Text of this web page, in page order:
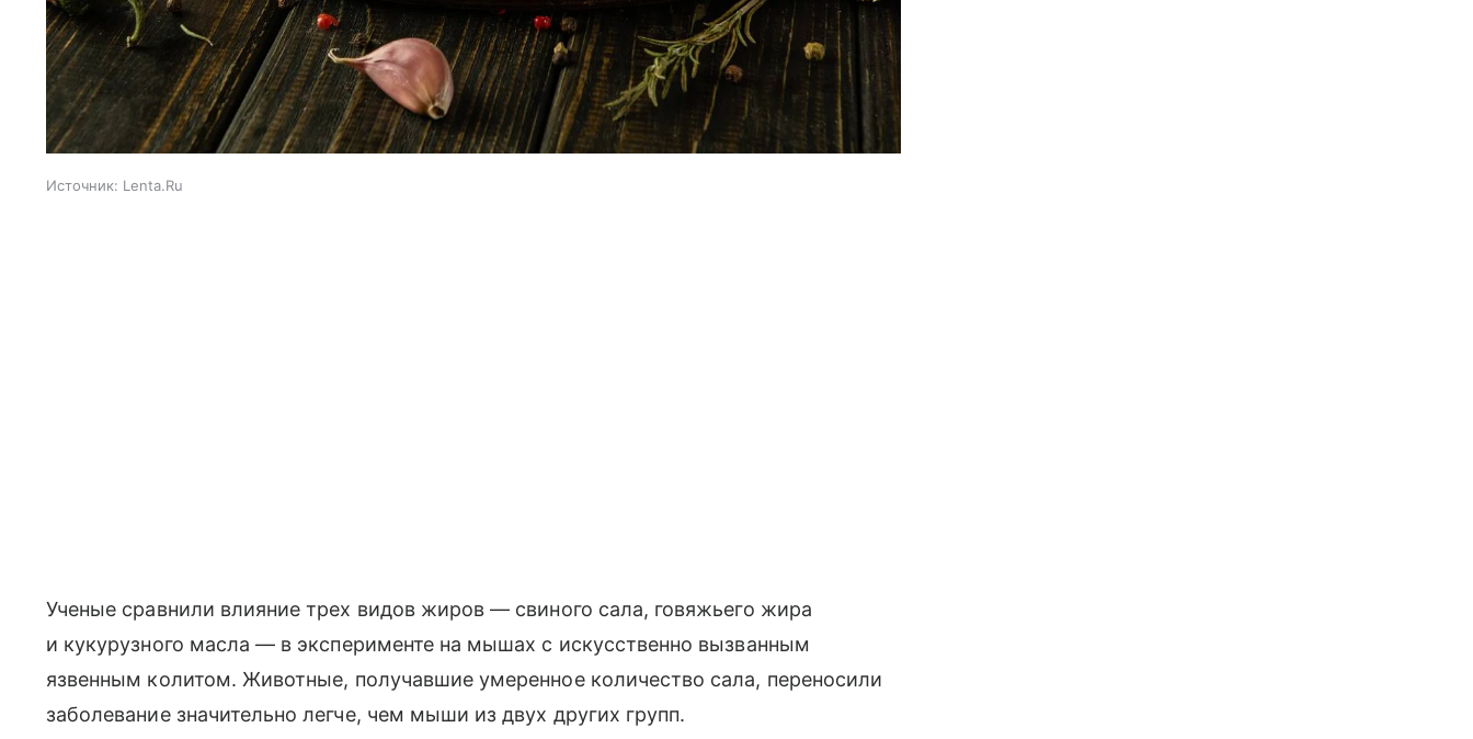
Источник: Lenta.Ru
Ученые сравнили влияние трех видов жиров — свиного сала, говяжьего жира
и кукурузного масла — в эксперименте на мышах с искусственно вызванным
язвенным колитом. Животные, получавшие умеренное количество сала, переносили
заболевание значительно легче, чем мыши из двух других групп.